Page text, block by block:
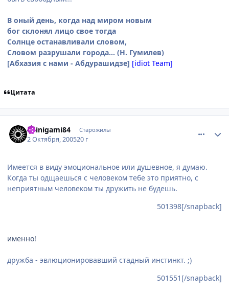
В оный день, когда над миром новым
бог склонял лицо свое тогда
Солнце останавливали словом,
Словом разрушали города... (Н. Гумилев)
[Абхазия с нами - Абдурашидзе] [idiot Team]
Цитата
Shinigami84 Старожилы
2 Октября, 200520 г
Имеется в виду эмоциональное или душевное, я думаю.
Когда ты одщаешься с человеком тебе это приятно, с
неприятным человеком ты дружить не будешь.
501398[/snapback]
именно!
дружба - эвлюционировавший стадный инстинкт. ;)
501551[/snapback]